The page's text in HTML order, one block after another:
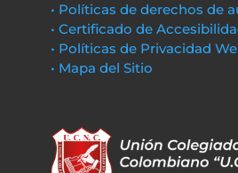
• Políticas de derechos de
• Certificado de
• Políticas de Privacidad
• Mapa del Sitio